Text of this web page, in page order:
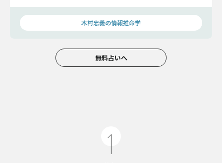
ょう。
木村忠義の情報推命学
無料占いへ